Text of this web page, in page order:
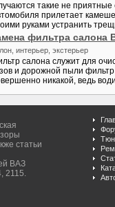
такие не приятные
прилетает
руками устранить
фильтра салона
интерьер, экстерьер
салона служит для
и дорожной пыли
никакой, ведь
статьи
ВАЗ
2115.